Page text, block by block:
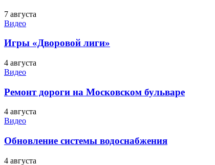
7 августа
Видео
Игры «Дворовой лиги»
4 августа
Видео
Ремонт дороги на Московском бульваре
4 августа
Видео
Обновление системы водоснабжения
4 августа